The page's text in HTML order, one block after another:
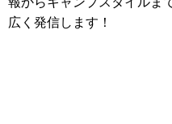
広く発信します！